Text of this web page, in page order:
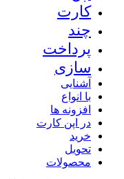
کارت
چند
پرداخت
سازی
آشنایی
با انواع
افزونه ها
در اپن کارت
خرید
تحویل
محصولات